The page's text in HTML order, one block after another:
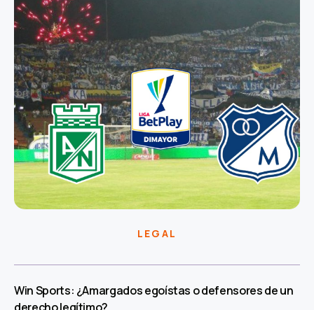
LEGAL
Win Sports: ¿Amargados egoístas o defensores de un